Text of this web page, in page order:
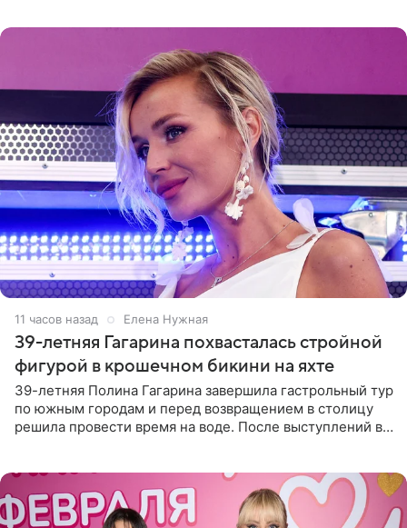
11 часов назад Елена Нужная
39-летняя Гагарина похвасталась стройной
фигурой в крошечном бикини на яхте
39-летняя Полина Гагарина завершила гастрольный тур
по южным городам и перед возвращением в столицу
решила провести время на воде. После выступлений в